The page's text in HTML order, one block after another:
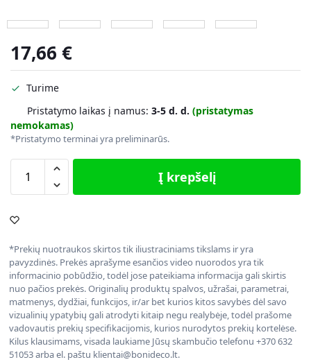
17,66 €
Turime
Pristatymo laikas į namus: 3-5 d. d. (pristatymas
nemokamas)
*Pristatymo terminai yra preliminarūs.
Į krepšelį
*Prekių nuotraukos skirtos tik iliustraciniams tikslams ir yra
pavyzdinės. Prekės aprašyme esančios video nuorodos yra tik
informacinio pobūdžio, todėl jose pateikiama informacija gali skirtis
nuo pačios prekės. Originalių produktų spalvos, užrašai, parametrai,
matmenys, dydžiai, funkcijos, ir/ar bet kurios kitos savybės dėl savo
vizualinių ypatybių gali atrodyti kitaip negu realybėje, todėl prašome
vadovautis prekių specifikacijomis, kurios nurodytos prekių kortelėse.
Kilus klausimams, visada laukiame Jūsų skambučio telefonu +370 632
51053 arba el. paštu klientai@bonideco.lt.